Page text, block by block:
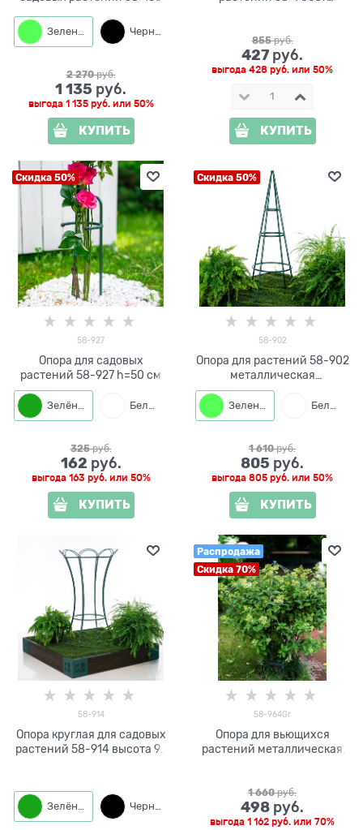
Зеленый Черный
2 270 руб.
1 135 руб.
выгода 1 135 руб.или 50%
КУПИТЬ
855 руб.
427 руб.
выгода 428 руб. или 50%
КУПИТЬ
Скидка 50%
58-927
Опора для садовых
растений 58-927 h=50 см
Зелёный Белый
325 руб.
162 руб.
выгода 163 руб.или 50%
КУПИТЬ
Скидка 50%
58-902
Опора для растений 58-902
металлическая
конусообразная h=88см
Зеленый Белый
1 610 руб.
805 руб.
выгода 805 руб. или 50%
КУПИТЬ
58-914
Опора круглая для садовых
растений 58-914 высота 95
Зелёный Черный
Распродажа
Скидка 70%
58-964Gr
Опора для вьющихся
растений металлическая
1 660 руб.
498 руб.
выгода 1 162 руб. или 70%